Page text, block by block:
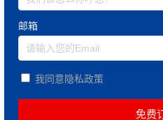
邮箱
我同意隐私政策